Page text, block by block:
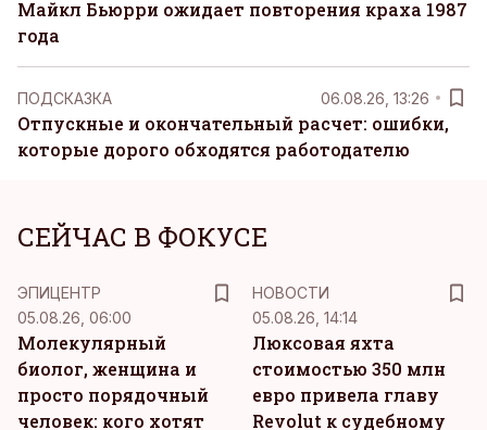
Майкл Бьюрри ожидает повторения краха 1987
года
ПОДСКАЗКА 06.08.26, 13:26
Отпускные и окончательный расчет: ошибки,
которые дорого обходятся работодателю
СЕЙЧАС В ФОКУСЕ
ЭПИЦЕНТР
05.08.26, 06:00
Молекулярный
биолог, женщина и
просто порядочный
человек: кого хотят
НОВОСТИ
05.08.26, 14:14
Люксовая яхта
стоимостью 350 млн
евро привела главу
Revolut к судебному